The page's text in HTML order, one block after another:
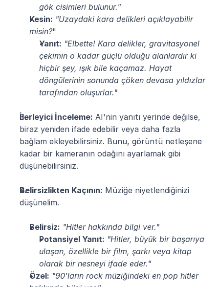
gök cisimleri bulunur."
Kesin: "Uzaydaki kara delikleri açıklayabilir
misin?"
Yanıt: "Elbette! Kara delikler, gravitasyonel
çekimin o kadar güçlü olduğu alanlardır ki
hiçbir şey, ışık bile kaçamaz. Hayat
döngülerinin sonunda çöken devasa yıldızlar
tarafından oluşurlar."
İlerleyici İnceleme: AI'nin yanıtı yerinde değilse,
biraz yeniden ifade edebilir veya daha fazla
bağlam ekleyebilirsiniz. Bunu, görüntü netleşene
kadar bir kameranın odağını ayarlamak gibi
düşünebilirsiniz.
Belirsizlikten Kaçının: Müziğe niyetlendiğinizi
düşünelim.
Belirsiz: "Hitler hakkında bilgi ver."
Potansiyel Yanıt: "Hitler, büyük bir başarıya
ulaşan, özellikle bir film, şarkı veya kitap
olarak bir nesneyi ifade eder."
Özel: "90'ların rock müziğindeki en pop hitler